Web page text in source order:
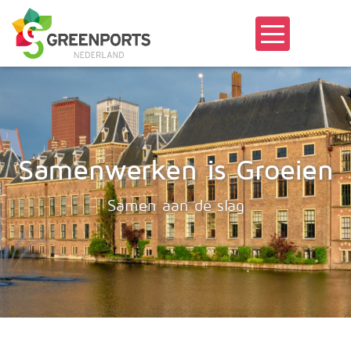
Samenwerken is Groeien
Samen aan de slag